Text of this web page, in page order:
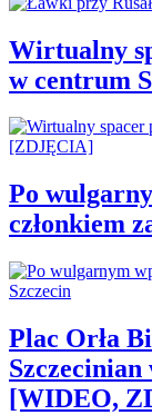
Wirtualny
w centrum
Po
członkiem
Plac Orła
Szczecinian
[WIDEO,